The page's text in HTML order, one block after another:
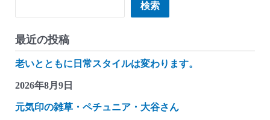
検索
最近の投稿
老いとともに日常スタイルは変わります。
2026年8月9日
元気印の雑草・ペチュニア・大谷さん